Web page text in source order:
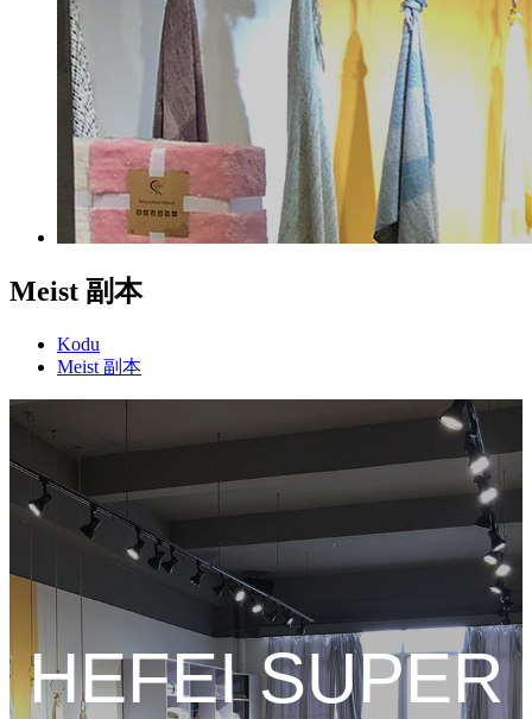
Meist 副本
Kodu
Meist 副本
HEFEI SUPER